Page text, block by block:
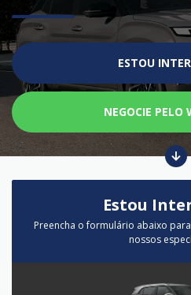
ESTOU
NEGOCIE PELO
Estou
Preencha o formulário abaixo
nossos